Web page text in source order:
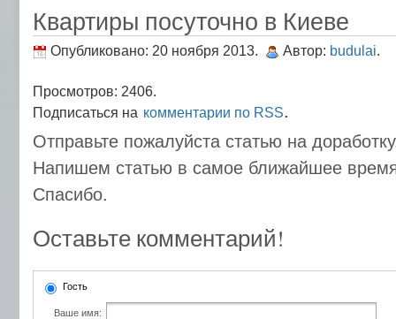
Квартиры посуточно в Киеве
Опубликовано: 20 ноября 2013. Автор: budulai.
Просмотров: 2406.
Подписаться на комментарии по RSS.
Отправьте пожалуйста статью на
Напишем статью в самое ближайшее
Спасибо.
Оставьте комментарий!
Гость
Ваше имя: